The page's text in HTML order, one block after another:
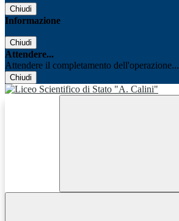
Chiudi
Informazione
Chiudi
Attendere...
Attendere il completamento dell'operazione...
Chiudi